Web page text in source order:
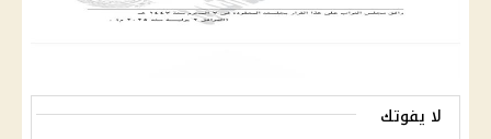
لا يفوتك